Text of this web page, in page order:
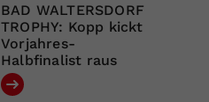
BAD WALTERSDORF
TROPHY: Kopp kickt
Vorjahres-
Halbfinalist raus